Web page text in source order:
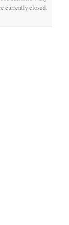
currently closed.